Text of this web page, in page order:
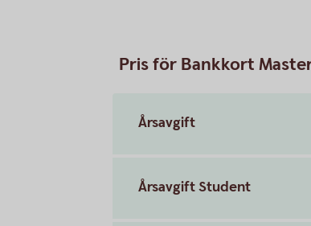
Pris för Bankkort
Årsavgift
Årsavgift Student